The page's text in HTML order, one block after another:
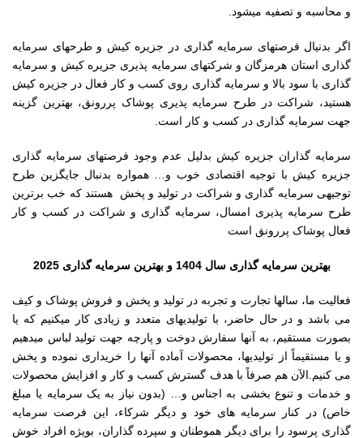
و محاسبه و تصفیه میشود.
اگر بدنیال فرصتهای سرمایه گذاری در جزیره کیش و طرحهای سرمایه
گذاری استان هرمزگان و شرکتهای سرمایه پذیری جزیره کیش و سرمایه
گذاری با سود بالا و سرمایه گذاری روی کسب و کار فعال در جزیره کیش
هستید، شراکت در طرح سرمایه پذیری پوشاک پررونق، بهترین گزینه
جهت سرمایه گذاری در کسب و کار است.
سرمایه گذاران جزیره کیش بدلیل عدم وجود فرصتهای سرمایه گذاری
جزیره کیش با توجیه اقتصادی خوب و… همواره بدنبال جایگزین طرح
توجیهی سرمایه گذاری و شراکت در تولید و پخش هستند که خب برترین
طرح سرمایه پذیری امسال، سرمایه گذاری و شراکت در کسب و کار
فعال پوشاک پررونق است
بهترین سرمایه گذاری سال 1404 و بهترین سرمایه گذاری 2025
فعالیت ما، سالها تجارت و تجربه در تولید و پخش و فروش پوشاک و کیف
می باشد و در حال حاضر، با تولیدیهای متعدد و زیادی کار میکنیم که یا
بصورت مستقیم، به آنها سفارش دوخت و پارچه جهت تولید لباس میدهیم
و یا مستقیماً از تولیدیها، محصولات آماده آنها را خریداری نموده و پخش
می کنیم.الآن هم صرفاً با هدف گسترش کسب و کار و افزایش محصولات
و خدمات و تنوع بخشی به اجناس و… (بدون نیاز به یک سرمایه یا مبلغ
خاص) در کنار سرمایه های خود و دیگر شرکاء، این فرصت سرمایه
گذاری پرسود را برای دیگر هموطنان و سپرده گذاران، بویژه افراد خوش